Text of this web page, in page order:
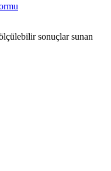
sonuçlar sunan